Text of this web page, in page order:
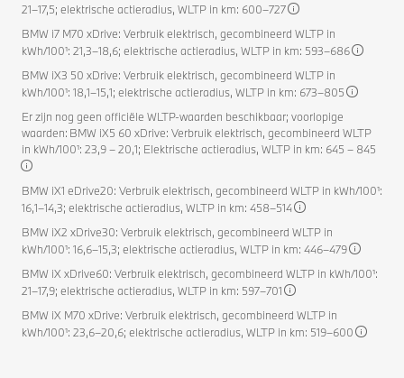
21–17,5; elektrische actieradius, WLTP in km: 600–727
BMW i7 M70 xDrive: Verbruik elektrisch, gecombineerd WLTP in
kWh/100¹: 21,3–18,6; elektrische actieradius, WLTP in km: 593–686
BMW iX3 50 xDrive: Verbruik elektrisch, gecombineerd WLTP in
kWh/100¹: 18,1–15,1; elektrische actieradius, WLTP in km: 673–805
Er zijn nog geen officiële WLTP-waarden beschikbaar; voorlopige
waarden: BMW iX5 60 xDrive: Verbruik elektrisch, gecombineerd WLTP
in kWh/100¹: 23,9 – 20,1; Elektrische actieradius, WLTP in km: 645 – 845
BMW iX1 eDrive20: Verbruik elektrisch, gecombineerd WLTP in kWh/100¹:
16,1–14,3; elektrische actieradius, WLTP in km: 458–514
BMW iX2 xDrive30: Verbruik elektrisch, gecombineerd WLTP in
kWh/100¹: 16,6–15,3; elektrische actieradius, WLTP in km: 446–479
BMW iX xDrive60: Verbruik elektrisch, gecombineerd WLTP in kWh/100¹:
21–17,9; elektrische actieradius, WLTP in km: 597–701
BMW iX M70 xDrive: Verbruik elektrisch, gecombineerd WLTP in
kWh/100¹: 23,6–20,6; elektrische actieradius, WLTP in km: 519–600